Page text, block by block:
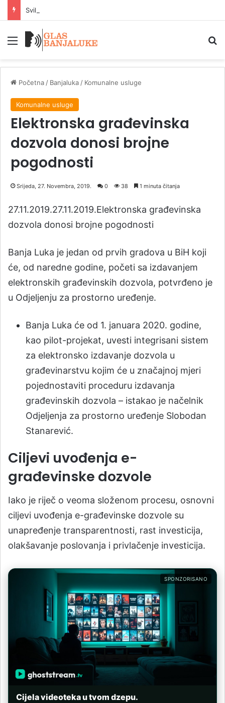
Svilar sanja stadione Reala i PSŽ-a
Meni
Početna / Banjaluka / Komunalne usluge
Komunalne usluge
Elektronska građevinska
dozvola donosi brojne
pogodnosti
Srijeda, 27. Novembra, 2019. 0 38 1 minuta čitanja
27.11.2019.27.11.2019.Elektronska građevinska
dozvola donosi brojne pogodnosti
Banja Luka je jedan od prvih gradova u BiH koji
će, od naredne godine, početi sa izdavanjem
elektronskih građevinskih dozvola, potvrđeno je
u Odjeljenju za prostorno uređenje.
Banja Luka će od 1. januara 2020. godine,
kao pilot-projekat, uvesti integrisani sistem
za elektronsko izdavanje dozvola u
građevinarstvu kojim će u značajnoj mjeri
pojednostaviti proceduru izdavanja
građevinskih dozvola – istakao je načelnik
Odjeljenja za prostorno uređenje Slobodan
Stanarević.
Ciljevi uvođenja e-
građevinske dozvole
Iako je riječ o veoma složenom procesu, osnovni
ciljevi uvođenja e-građevinske dozvole su
unapređenje transparentnosti, rast investicija,
olakšavanje poslovanja i privlačenje investicija.
SPONZORISANO
Cijela videoteka u tvom dzepu.